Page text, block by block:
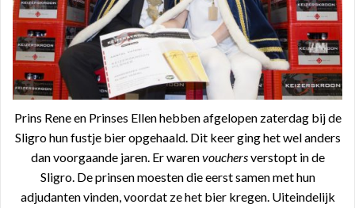
Prins Rene en Prinses Ellen hebben afgelopen zaterdag bij de
Sligro hun fustje bier opgehaald. Dit keer ging het wel anders
dan voorgaande jaren. Er warenvouchersverstopt in de
Sligro. De prinsen moesten die eerst samen met hun
adjudanten vinden, voordat ze het bier kregen. Uiteindelijk